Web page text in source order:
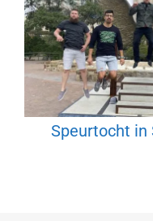
Speurtocht in